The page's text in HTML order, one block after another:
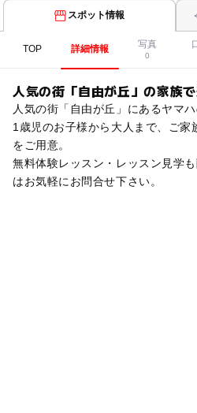
スポット情報
TOP 詳細情報 写真
0
人気の街「自由が丘」の家族
人気の街「自由が丘」にあるヤマハ
1歳児のお子様から大人まで、ご家
をご用意。
無料体験レッスン・レッスン見学
はお気軽にお問合せ下さい。